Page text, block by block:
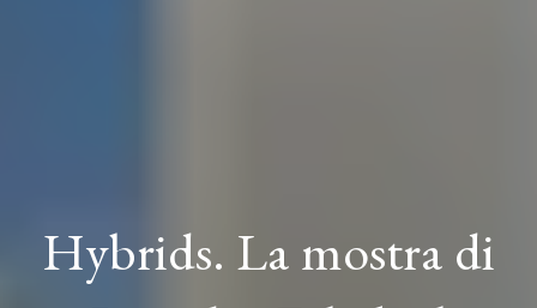
Hybrids. La mostra di